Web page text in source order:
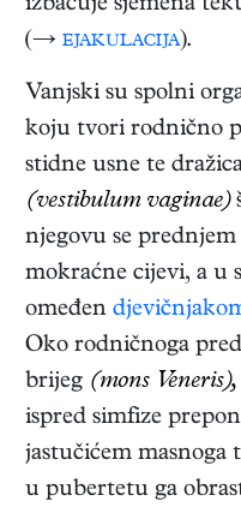
izbacuje sjemena
(→ ejakulacija).
Vanjski su spolni
koju tvori rodnično
stidne usne te
(vestibulum vaginae)
njegovu se
mokraćne cijevi, a u
omeđen
Oko rodničnoga
brijeg (mons Veneris),
ispred simfize
jastučićem masnoga
u pubertetu ga